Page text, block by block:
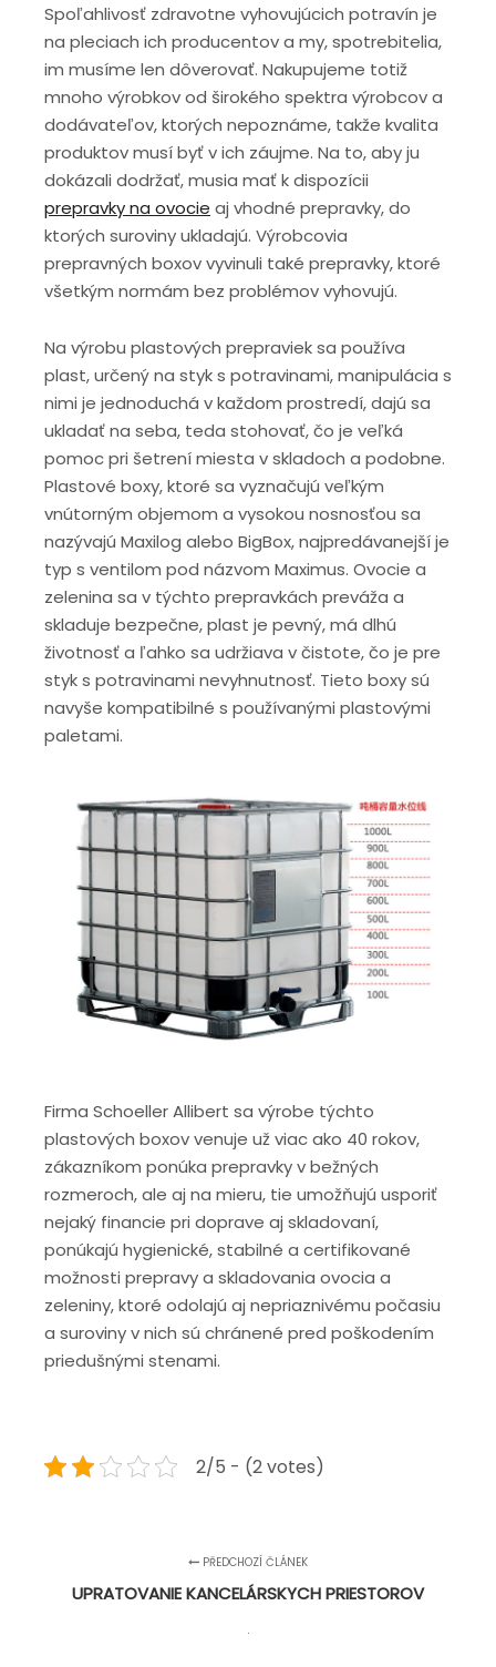
Spoľahlivosť zdravotne vyhovujúcich potravín je
na pleciach ich producentov a my, spotrebitelia,
im musíme len dôverovať. Nakupujeme totiž
mnoho výrobkov od širokého spektra výrobcov a
dodávateľov, ktorých nepoznáme, takže kvalita
produktov musí byť v ich záujme. Na to, aby ju
dokázali dodržať, musia mať k dispozícii
prepravky na ovocie aj vhodné prepravky, do
ktorých suroviny ukladajú. Výrobcovia
prepravných boxov vyvinuli také prepravky, ktoré
všetkým normám bez problémov vyhovujú.
Na výrobu plastových prepraviek sa používa
plast, určený na styk s potravinami, manipulácia s
nimi je jednoduchá v každom prostredí, dajú sa
ukladať na seba, teda stohovať, čo je veľká
pomoc pri šetrení miesta v skladoch a podobne.
Plastové boxy, ktoré sa vyznačujú veľkým
vnútorným objemom a vysokou nosnosťou sa
nazývajú Maxilog alebo BigBox, najpredávanejší je
typ s ventilom pod názvom Maximus. Ovocie a
zelenina sa v týchto prepravkách preváža a
skladuje bezpečne, plast je pevný, má dlhú
životnosť a ľahko sa udržiava v čistote, čo je pre
styk s potravinami nevyhnutnosť. Tieto boxy sú
navyše kompatibilné s používanými plastovými
paletami.
Firma Schoeller Allibert sa výrobe týchto
plastových boxov venuje už viac ako 40 rokov,
zákazníkom ponúka prepravky v bežných
rozmeroch, ale aj na mieru, tie umožňujú usporiť
nejaký financie pri doprave aj skladovaní,
ponúkajú hygienické, stabilné a certifikované
možnosti prepravy a skladovania ovocia a
zeleniny, ktoré odolajú aj nepriaznivému počasiu
a suroviny v nich sú chránené pred poškodením
priedušnými stenami.
2/5 - (2 votes)
PŘEDCHOZÍ ČLÁNEK
UPRATOVANIE KANCELÁRSKYCH PRIESTOROV